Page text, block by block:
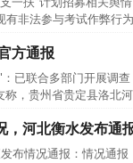
有非法参与考试作弊行
方通报
联合多部门开展调查
，贵州省贵定县洛北
，河北衡水发布通
布情况通报：情况通